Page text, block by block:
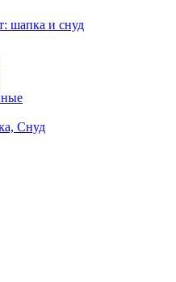
шапка и снуд
Снуд